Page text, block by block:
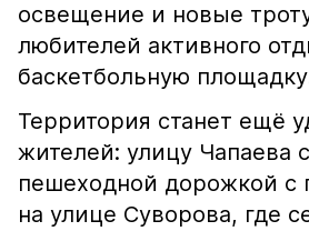
освещение и новые
любителей активного
баскетбольную
Территория станет ещё
жителей: улицу Чапаева
пешеходной дорожкой с
на улице Суворова, где